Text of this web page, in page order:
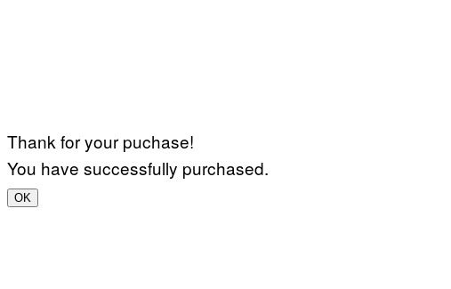
Thank for your puchase!
You have successfully purchased.
OK